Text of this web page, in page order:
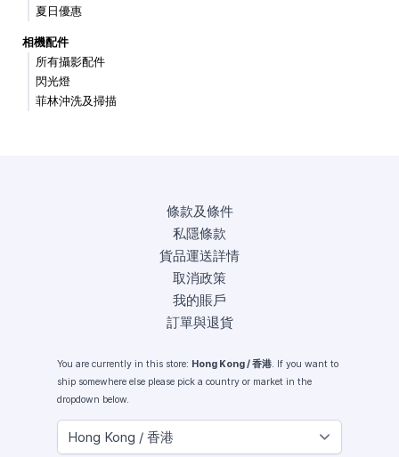
夏日優惠
相機配件
所有攝影配件
閃光燈
菲林沖洗及掃描
條款及條件
私隱條款
貨品運送詳情
取消政策
我的賬戶
訂單與退貨
You are currently in this store: Hong Kong / 香港. If you want to
ship somewhere else please pick a country or market in the
dropdown below.